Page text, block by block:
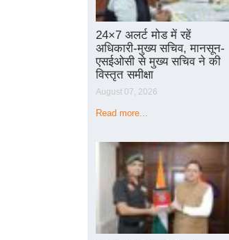
24×7 अलर्ट मोड में रहें
अधिकारी-मुख्य सचिव, मानसून-
एसईओसी से मुख्य सचिव ने की
विस्तृत समीक्षा
August 07, 2026
Read more...